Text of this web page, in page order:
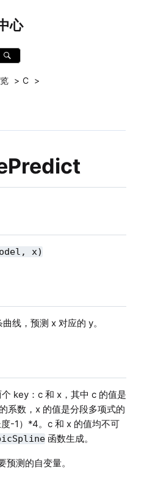
心
C
x)
线，预测 x 对应的 y。
key：c 和 x，其中 c 的值是
系数，x 的值是分段多项式的
-1）*4。c 和 x 的值均不可
函数生成。
测的自变量。